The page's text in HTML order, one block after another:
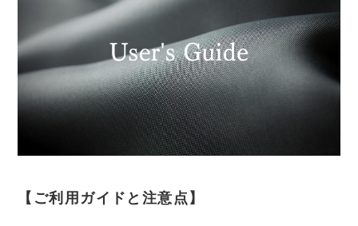
【ご利用ガイドと注意点】